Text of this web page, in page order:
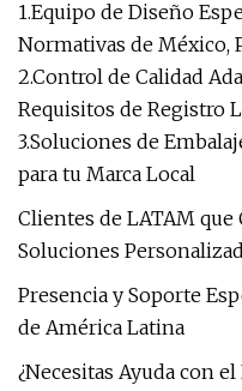
1.Equipo de Diseño
Normativas de México,
2.Control de Calidad
Requisitos de Registro
3.Soluciones de
para tu Marca Local
Clientes de LATAM
Soluciones
Presencia y Soporte
de América Latina
¿Necesitas Ayuda con